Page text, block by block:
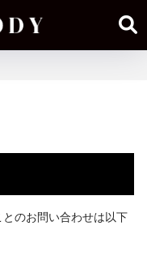
のお問い合わせは以下